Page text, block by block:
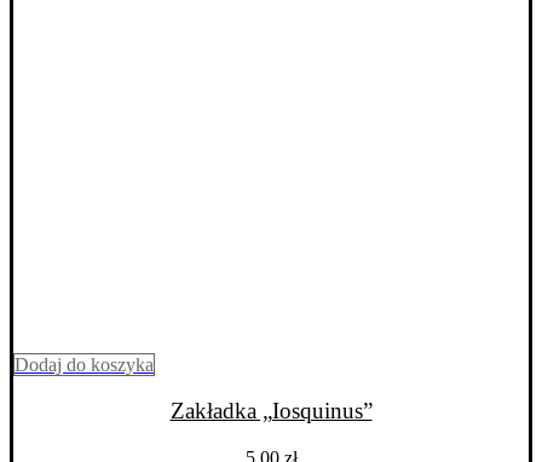
Dodaj do koszyka
Zakładka „Iosquinus”
5,00 zł